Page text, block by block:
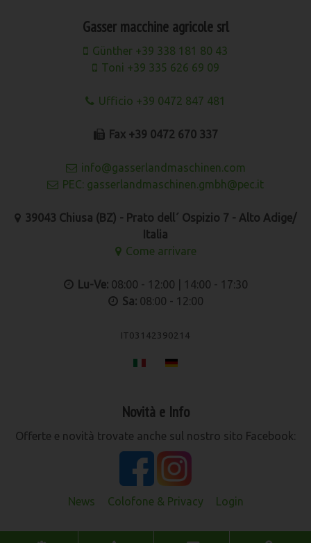
Gasser macchine agricole srl
Günther +39 338 181 80 43
Toni +39 335 626 69 09
Ufficio +39 0472 847 481
Fax +39 0472 670 337
info@gasserlandmaschinen.com
PEC: gasserlandmaschinen.gmbh@pec.it
39043 Chiusa (BZ) - Prato dell´ Ospizio 7 - Alto Adige/
Italia
Come arrivare
Lu-Ve:08:00 - 12:00 | 14:00 - 17:30
Sa:08:00 - 12:00
IT03142390214
Novità e Info
Offerte e novità trovate anche sul nostro sito Facebook:
News Colofone & Privacy Login